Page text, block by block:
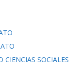
CIENCIAS SOCIALES